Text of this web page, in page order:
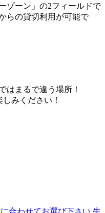
ゾーン」の2フィールドで
らの貸切利用が可能で
はまるで違う場所！
みください！
合わせてお選び下さい 生